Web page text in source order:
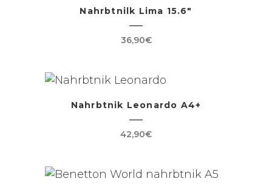
Nahrbtnilk Lima 15.6″
36,90€
Nahrbtnik Leonardo A4+
42,90€